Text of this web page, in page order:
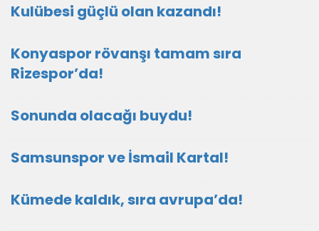
Kulübesi güçlü olan kazandı!
Konyaspor rövanşı tamam sıra
Rizespor’da!
Sonunda olacağı buydu!
Samsunspor ve İsmail Kartal!
Kümede kaldık, sıra avrupa’da!